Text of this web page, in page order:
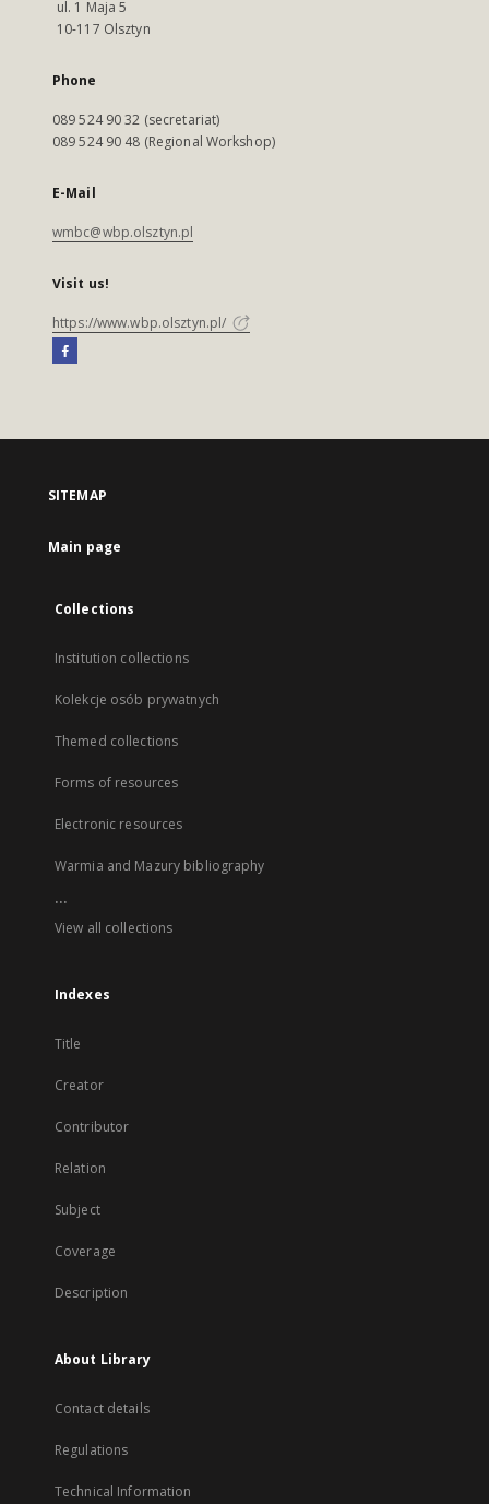
ul. 1 Maja 5
10-117 Olsztyn
Phone
089 524 90 32 (secretariat)
089 524 90 48 (Regional Workshop)
E-Mail
wmbc@wbp.olsztyn.pl
Visit us!
https://www.wbp.olsztyn.pl/
SITEMAP
Main page
Collections
Institution collections
Kolekcje osób prywatnych
Themed collections
Forms of resources
Electronic resources
Warmia and Mazury bibliography
...
View all collections
Indexes
Title
Creator
Contributor
Relation
Subject
Coverage
Description
About Library
Contact details
Regulations
Technical Information